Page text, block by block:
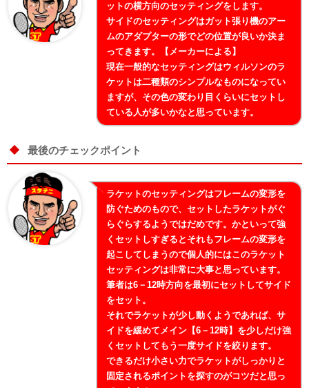
ットの横方向のセッティングをします。
サイドのセッティングはガット張り機のアー
ムのアダプターの形でどの位置が良いか決ま
ってきます。【メーカーによる】
現在一般的なセッティングはウィルソンのラ
ケットは二種類のシンプルなものになってい
ますが、その色の変わり目くらいにセットし
ている人が多いかなと思っています。
最後のチェックポイント
ラケットのセッティングはフレームの変形を
防ぐためのもので、セットしたラケットがぐ
らぐらするようではだめです。かといって強
くセットしすぎるとそれもフレームの変形を
起こしてしまうので個人的にはこのラケット
セッティングは非常に大事と思っています。
筆者は6－12時方向を最初にセットしてサイド
をセット。
それでラケットが少し動くようであれば、サ
イドを緩めてメイン【6－12時】を少しだけ強
くセットしてもう一度サイドを絞ります。
できるだけ小さい力でラケットがしっかりと
固定されるポイントを探すのがコツだと思っ